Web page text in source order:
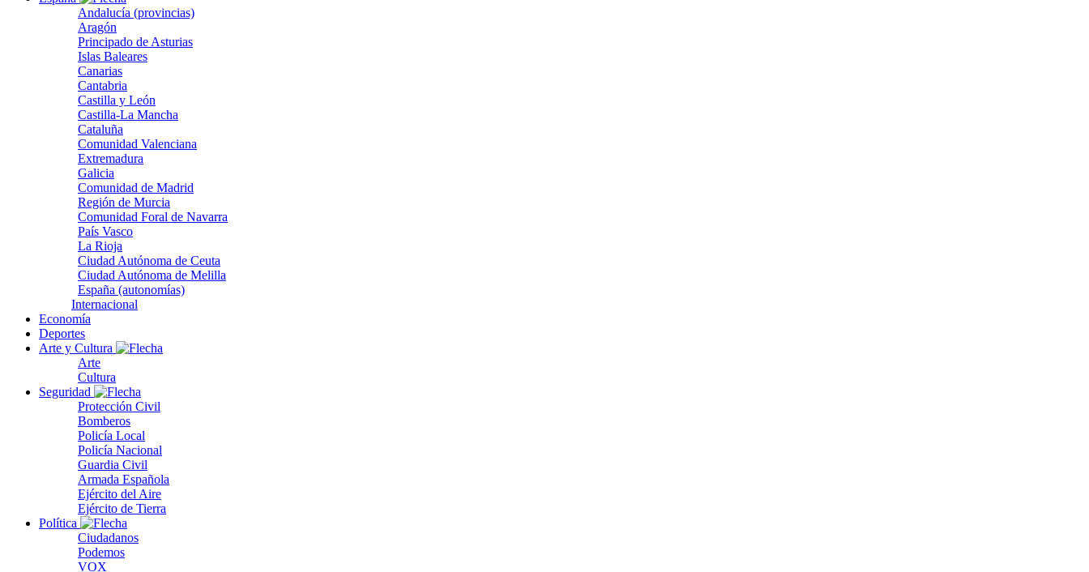
Andalucía (provincias)
Aragón
Principado de Asturias
Islas Baleares
Canarias
Cantabria
Castilla y León
Castilla-La Mancha
Cataluña
Comunidad Valenciana
Extremadura
Galicia
Comunidad de Madrid
Región de Murcia
Comunidad Foral de Navarra
País Vasco
La Rioja
Ciudad Autónoma de Ceuta
Ciudad Autónoma de Melilla
España (autonomías)
Internacional
Economía
Deportes
Arte y Cultura
Arte
Cultura
Seguridad
Protección Civil
Bomberos
Policía Local
Policía Nacional
Guardia Civil
Armada Española
Ejército del Aire
Ejército de Tierra
Política
Ciudadanos
Podemos
VOX